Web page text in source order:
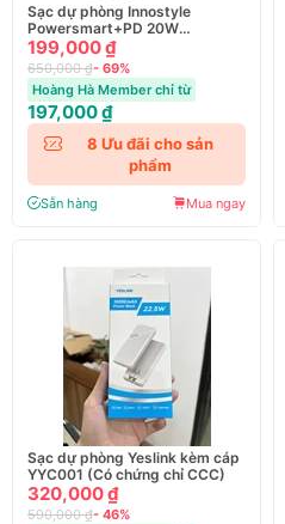
Sạc dự phòng Innostyle
Powersmart+PD 20W
10000Mah OutPut 1C2A (3
cổng ra)
199,000 ₫
650,000 ₫- 69%
Hoàng Hà Member chỉ từ
197,000 ₫
8 Ưu đãi cho sản
phẩm
Sẵn hàng Mua ngay
Sạc dự phòng Yeslink kèm cáp
YYC001 (Có chứng chỉ CCC)
320,000 ₫
590,000 ₫- 46%